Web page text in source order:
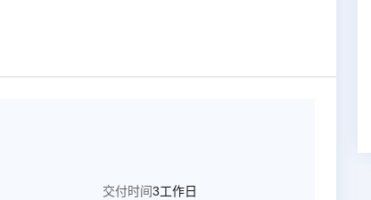
交付时间3工作日